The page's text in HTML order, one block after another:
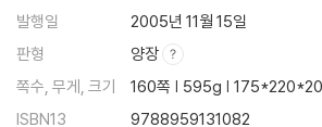
- 기쁨의 본질
- 찰나의 즐거움
- 아기의 기쁨
- 기쁨을 끌어안고
발행일
2005년 11월 15일
판형
양장
쪽수, 무게, 크기
160쪽 | 595g |
ISBN13
9788959131082